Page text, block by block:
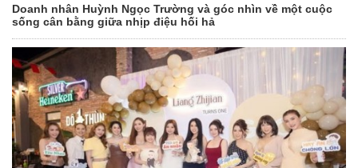
Doanh nhân Huỳnh Ngọc Trường và góc nhìn về một cuộc
sống cân bằng giữa nhịp điệu hối hả